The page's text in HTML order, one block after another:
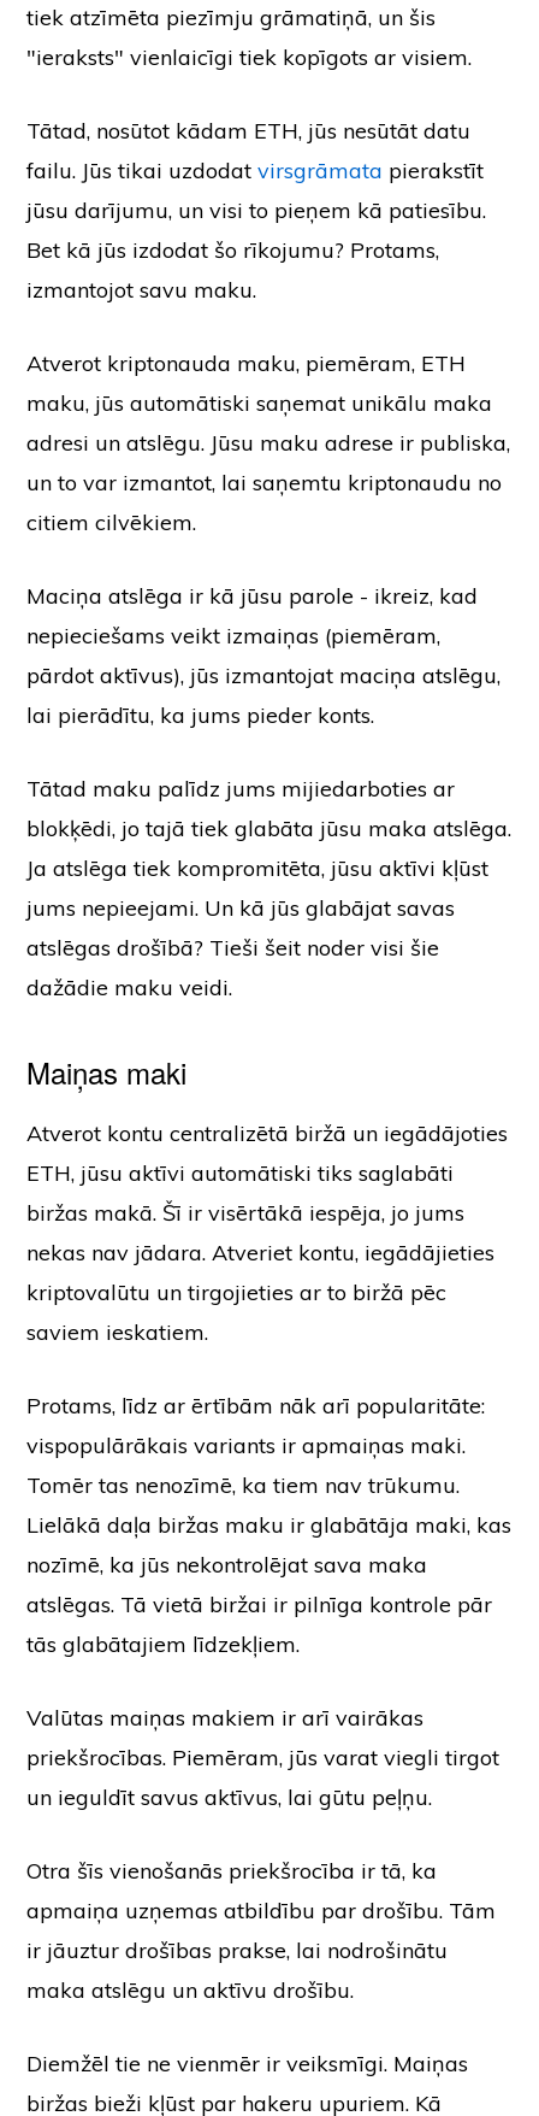
tiek atzīmēta piezīmju grāmatiņā, un šis
"ieraksts" vienlaicīgi tiek kopīgots ar visiem.
Tātad, nosūtot kādam ETH, jūs nesūtāt datu
failu. Jūs tikai uzdodatvirsgrāmata pierakstīt
jūsu darījumu, un visi to pieņem kā patiesību.
Bet kā jūs izdodat šo rīkojumu? Protams,
izmantojot savu maku.
Atverot kriptonauda maku, piemēram, ETH
maku, jūs automātiski saņemat unikālu maka
adresi un atslēgu. Jūsu maku adrese ir publiska,
un to var izmantot, lai saņemtu kriptonaudu no
citiem cilvēkiem.
Maciņa atslēga ir kā jūsu parole - ikreiz, kad
nepieciešams veikt izmaiņas (piemēram,
pārdot aktīvus), jūs izmantojat maciņa atslēgu,
lai pierādītu, ka jums pieder konts.
Tātad maku palīdz jums mijiedarboties ar
blokķēdi, jo tajā tiek glabāta jūsu maka atslēga.
Ja atslēga tiek kompromitēta, jūsu aktīvi kļūst
jums nepieejami. Un kā jūs glabājat savas
atslēgas drošībā? Tieši šeit noder visi šie
dažādie maku veidi.
Maiņas maki
Atverot kontu centralizētā biržā un iegādājoties
ETH, jūsu aktīvi automātiski tiks saglabāti
biržas makā. Šī ir visērtākā iespēja, jo jums
nekas nav jādara. Atveriet kontu, iegādājieties
kriptovalūtu un tirgojieties ar to biržā pēc
saviem ieskatiem.
Protams, līdz ar ērtībām nāk arī popularitāte:
vispopulārākais variants ir apmaiņas maki.
Tomēr tas nenozīmē, ka tiem nav trūkumu.
Lielākā daļa biržas maku ir glabātāja maki, kas
nozīmē, ka jūs nekontrolējat sava maka
atslēgas. Tā vietā biržai ir pilnīga kontrole pār
tās glabātajiem līdzekļiem.
Valūtas maiņas makiem ir arī vairākas
priekšrocības. Piemēram, jūs varat viegli tirgot
un ieguldīt savus aktīvus, lai gūtu peļņu.
Otra šīs vienošanās priekšrocība ir tā, ka
apmaiņa uzņemas atbildību par drošību. Tām
ir jāuztur drošības prakse, lai nodrošinātu
maka atslēgu un aktīvu drošību.
Diemžēl tie ne vienmēr ir veiksmīgi. Maiņas
biržas bieži kļūst par hakeru upuriem. Kā